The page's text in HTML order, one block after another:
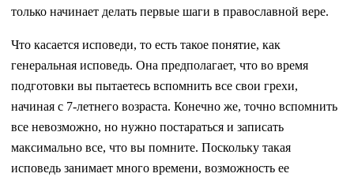
только начинает делать первые шаги в православной вере.
Что касается исповеди, то есть такое понятие, как
генеральная исповедь. Она предполагает, что во время
подготовки вы пытаетесь вспомнить все свои грехи,
начиная с 7-летнего возраста. Конечно же, точно вспомнить
все невозможно, но нужно постараться и записать
максимально все, что вы помните. Поскольку такая
исповедь занимает много времени, возможность ее